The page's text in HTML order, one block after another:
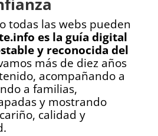
todas las webs pueden
es la guía digital
y reconocida del
más de diez años
acompañando a
a familias,
y mostrando
calidad y